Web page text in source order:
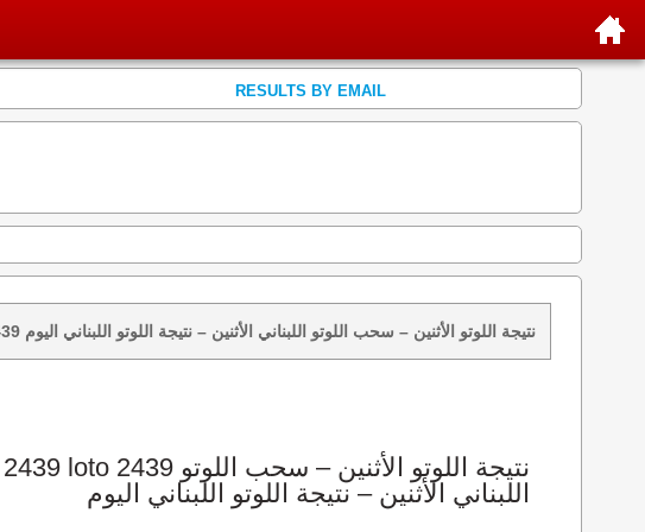
RESULTS BY EMAIL
نتائج سحب اللوتو 2439 الأثنين 2026-08-10 – سحب zeed زيد loto 2439 loto 2439 نتيجة اللوتو الأثنين – سحب اللوتو اللبناني الأثنين – نتيجة اللوتو اللبناني اليوم
اللبناني الأثنين – نتيجة اللوتو اللبناني اليوم